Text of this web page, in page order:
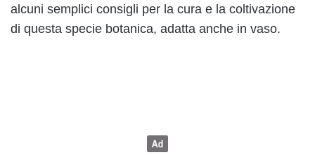
alcuni semplici consigli per la cura e la coltivazione
di questa specie botanica, adatta anche in vaso.